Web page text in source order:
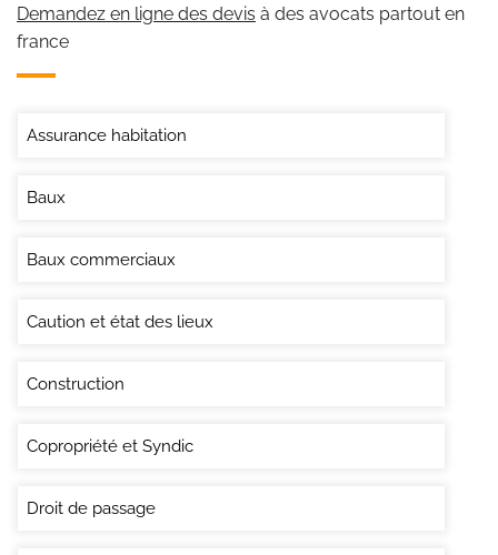
Demandez en ligne des devis à des avocats partout en
france
Assurance habitation
Baux
Baux commerciaux
Caution et état des lieux
Construction
Copropriété et Syndic
Droit de passage